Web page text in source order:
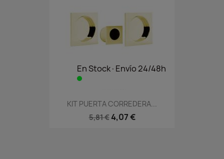
En Stock·Envío 24/48h
KIT PUERTA CORREDERA...
5,81 € 4,07 €